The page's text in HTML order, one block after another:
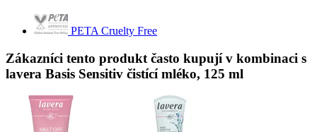
PETA Cruelty Free
Zákazníci tento produkt často kupují v kombinaci s
lavera Basis Sensitiv čistící mléko, 125 ml